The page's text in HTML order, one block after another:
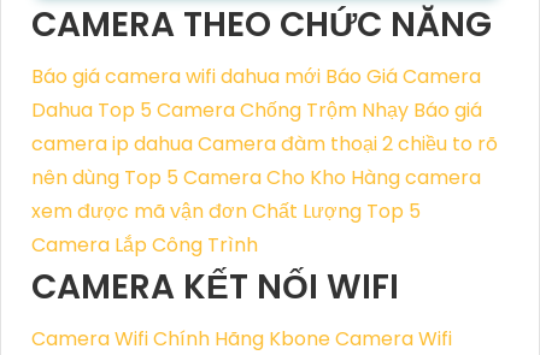
CAMERA THEO CHỨC NĂNG
Báo giá camera wifi dahua mới Báo Giá Camera
Dahua Top 5 Camera Chống Trộm Nhạy Báo giá
camera ip dahuaCamera đàm thoại 2 chiều to rõ
nên dùng Top 5 Camera Cho Kho Hàngcamera
xem được mã vận đơn Chất Lượng Top 5
Camera Lắp Công Trình
CAMERA KẾT NỐI WIFI
Camera Wifi Chính Hãng KboneCamera Wifi